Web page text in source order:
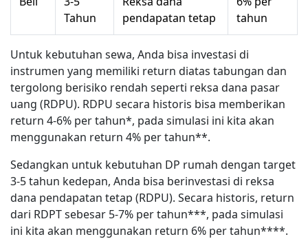
Tahun
pendapatan tetap
tahun
Untuk kebutuhan sewa, Anda bisa investasi di
instrumen yang memiliki return diatas tabungan dan
tergolong berisiko rendah seperti reksa dana pasar
uang (RDPU). RDPU secara historis bisa memberikan
return 4-6% per tahun*, pada simulasi ini kita akan
menggunakan return 4% per tahun**.
Sedangkan untuk kebutuhan DP rumah dengan target
3-5 tahun kedepan, Anda bisa berinvestasi di reksa
dana pendapatan tetap (RDPU). Secara historis, return
dari RDPT sebesar 5-7% per tahun***, pada simulasi
ini kita akan menggunakan return 6% per tahun****.